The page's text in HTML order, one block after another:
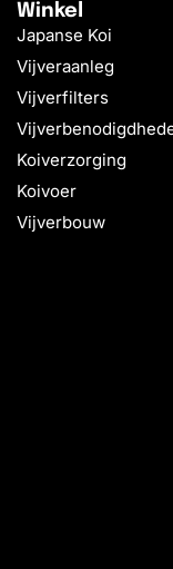
Winkel
Japanse Koi
Vijveraanleg
Vijverfilters
Koiverzorging
Koivoer
Vijverbouw